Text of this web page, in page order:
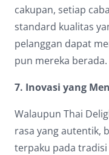
cakupan, setiap
standard kualitas
pelanggan dapat
pun mereka berada.
7. Inovasi yang
Walaupun Thai
rasa yang autentik,
terpaku pada tradisi